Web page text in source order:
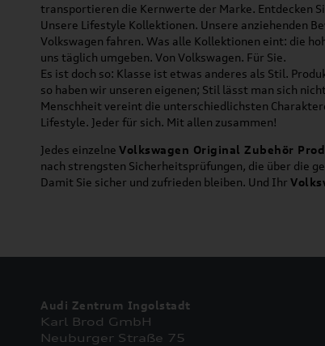
transportieren die Kernwerte der Marke. Entdecken
Unsere Lifestyle Kollektionen. Unsere anziehenden
Volkswagen fahren. Was alle Kollektionen eint: die
uns täglich umgeben. Von Volkswagen. Für Sie.
Es ist doch so: Klasse ist etwas anderes als Stil.
so haben wir unseren eigenen; Stil lässt man sich
Menschheit vereint die unterschiedlichsten
Lifestyle. Jeder für sich. Mit allen zusammen!
Jedes einzelne Volkswagen Original Zubehör
nach strengsten Sicherheitsprüfungen, die über die
Damit Sie sicher und zufrieden bleiben. Und Ihr
Audi Zentrum Ingolstadt
Karl Brod GmbH
Neuburger Straße 75